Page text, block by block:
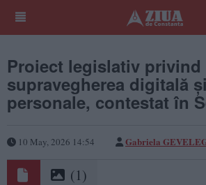
Proiect legislativ privind
supravegherea digitală
personale, contestat în
10 May, 2026 14:54 Gabriela
(1)